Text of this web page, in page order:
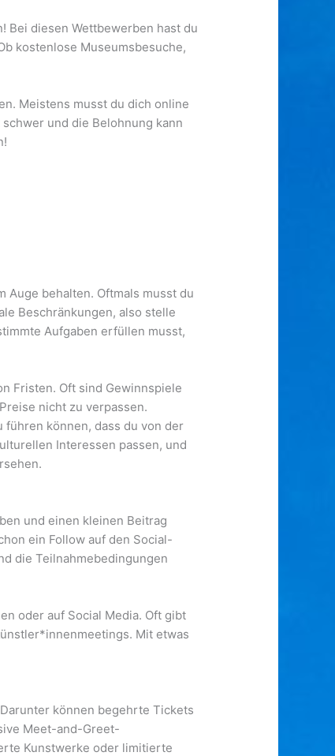
Bei diesen Wettbewerben hast du
kostenlose Museumsbesuche,
Meistens musst du dich online
und die Belohnung kann
Auge behalten. Oftmals musst du
Beschränkungen, also stelle
Aufgaben erfüllen musst,
Fristen. Oft sind Gewinnspiele
nicht zu verpassen.
können, dass du von der
Interessen passen, und
und einen kleinen Beitrag
ein Follow auf den Social-
die Teilnahmebedingungen
oder auf Social Media. Oft gibt
Mit etwas
können begehrte Tickets
Meet-and-Greet-
Kunstwerke oder limitierte